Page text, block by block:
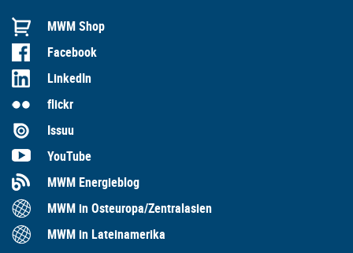
MWM Shop
Facebook
LinkedIn
flickr
Issuu
YouTube
MWM Energieblog
MWM in Osteuropa/Zentralasien
MWM in Lateinamerika